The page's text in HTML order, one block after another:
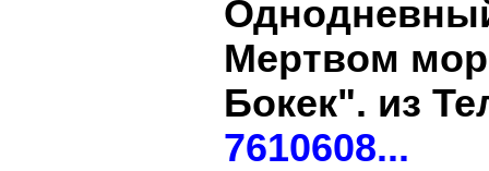
Мертвом
Бокек". из
7610608...